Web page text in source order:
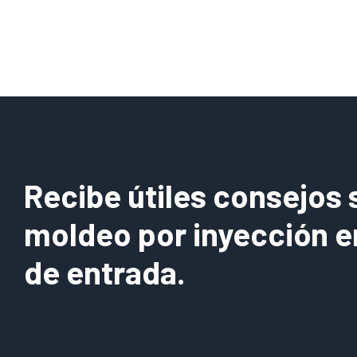
System
Well
Recibe útiles consejos
moldeo por inyección
de entrada.